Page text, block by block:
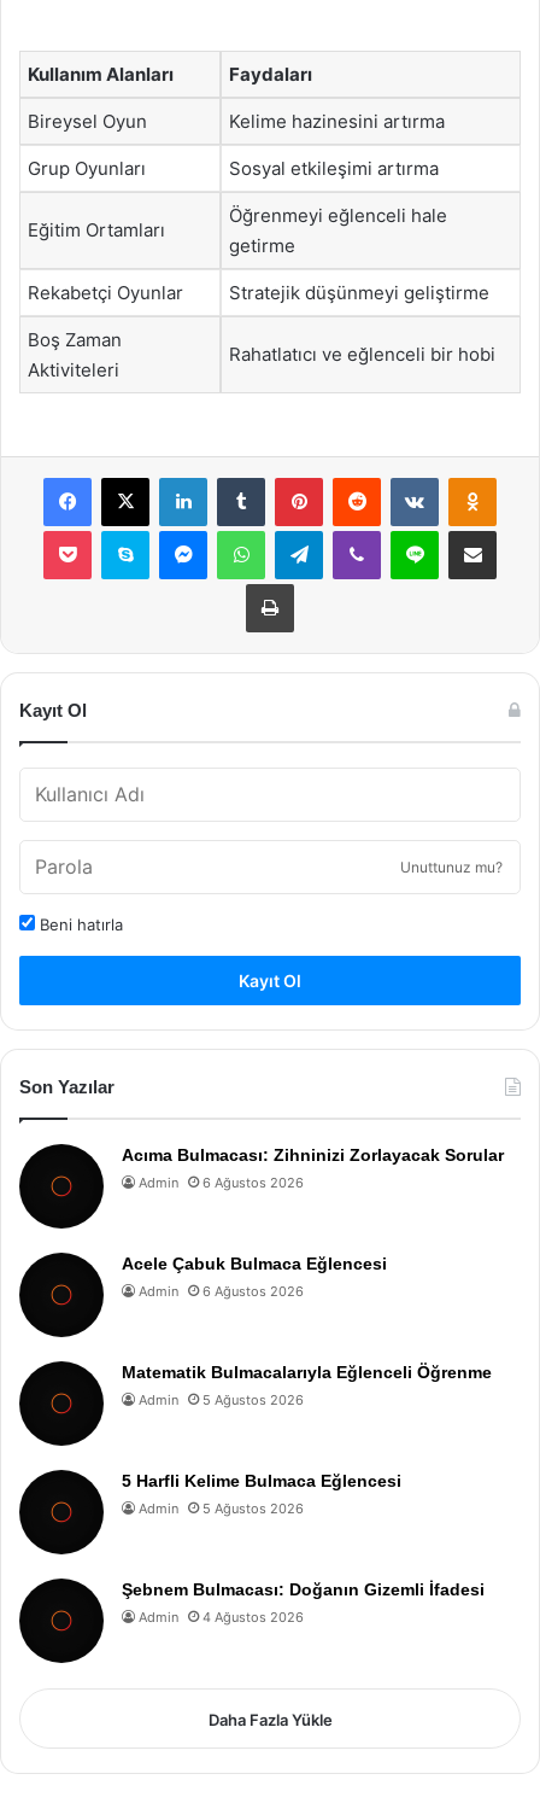
Kullanım Alanları Faydaları
Bireysel Oyun Kelime hazinesini artırma
Grup Oyunları Sosyal etkileşimi artırma
Eğitim Ortamları
Öğrenmeyi eğlenceli hale
getirme
Rekabetçi Oyunlar Stratejik düşünmeyi geliştirme
Boş Zaman
Aktiviteleri
Rahatlatıcı ve eğlenceli bir hobi
Facebook
X LinkedInTumblr PinterestReddit VKontakte
Pocket Skype MessengerWhatsAppTelegramViber Line E-Posta ile
Yazdır
Kayıt Ol
Unuttunuz mu?
Beni hatırla
Kayıt Ol
Son Yazılar
Acıma Bulmacası: Zihninizi Zorlayacak Sorular
Admin 6 Ağustos 2026
Acele Çabuk Bulmaca Eğlencesi
Admin 6 Ağustos 2026
Matematik Bulmacalarıyla Eğlenceli Öğrenme
Admin 5 Ağustos 2026
5 Harfli Kelime Bulmaca Eğlencesi
Admin 5 Ağustos 2026
Şebnem Bulmacası: Doğanın Gizemli İfadesi
Admin 4 Ağustos 2026
Daha Fazla Yükle